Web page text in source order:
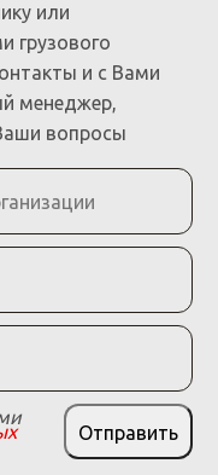
или
грузового
и с Вами
менеджер,
вопросы
Отправить